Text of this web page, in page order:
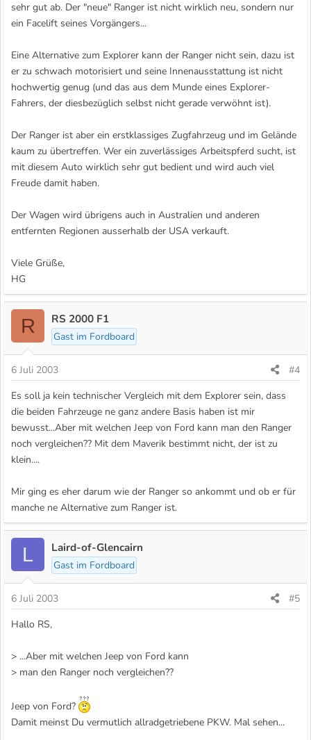
sehr gut ab. Der "neue" Ranger ist nicht wirklich neu, sondern nur
ein Facelift seines Vorgängers...
Eine Alternative zum Explorer kann der Ranger nicht sein, dazu ist
er zu schwach motorisiert und seine Innenausstattung ist nicht
hochwertig genug (und das aus dem Munde eines Explorer-
Fahrers, der diesbezüglich selbst nicht gerade verwöhnt ist).
Der Ranger ist aber ein erstklassiges Zugfahrzeug und im Gelände
kaum zu übertreffen. Wer ein zuverlässiges Arbeitspferd sucht, ist
mit diesem Auto wirklich sehr gut bedient und wird auch viel
Freude damit haben.
Der Wagen wird übrigens auch in Australien und anderen
entfernten Regionen ausserhalb der USA verkauft.
Viele Grüße,
HG
R RS 2000 F1
Gast im Fordboard
6 Juli 2003
#4
Es soll ja kein technischer Vergleich mit dem Explorer sein, dass
die beiden Fahrzeuge ne ganz andere Basis haben ist mir
bewusst...Aber mit welchen Jeep von Ford kann man den Ranger
noch vergleichen?? Mit dem Maverik bestimmt nicht, der ist zu
klein....
Mir ging es eher darum wie der Ranger so ankommt und ob er für
manche ne Alternative zum Ranger ist.
L Laird-of-Glencairn
Gast im Fordboard
6 Juli 2003
#5
Hallo RS,
> ...Aber mit welchen Jeep von Ford kann
> man den Ranger noch vergleichen??
Jeep von Ford?
Damit meinst Du vermutlich allradgetriebene PKW. Mal sehen...